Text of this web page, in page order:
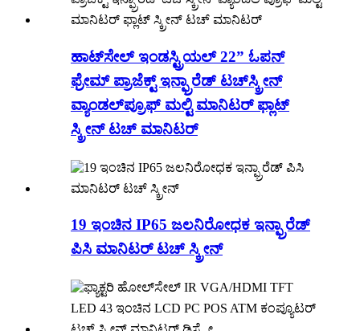
ಹಾಟ್‌ಸೇಲ್ ಇಂಡಸ್ಟ್ರಿಯಲ್ 22” ಓಪನ್
ಫ್ರೇಮ್ ಪ್ರಾಜೆಕ್ಟ್ ಇನ್ಫ್ರಾರೆಡ್ ಟಚ್‌ಸ್ಕ್ರೀನ್
ವ್ಯಾಂಡಲ್‌ಪ್ರೂಫ್ ಮಲ್ಟಿ ಮಾನಿಟರ್ ಫ್ಲಾಟ್
ಸ್ಕ್ರೀನ್ ಟಚ್ ಮಾನಿಟರ್
19 ಇಂಚಿನ IP65 ಜಲನಿರೋಧಕ ಇನ್ಫ್ರಾರೆಡ್
ಪಿಸಿ ಮಾನಿಟರ್ ಟಚ್ ಸ್ಕ್ರೀನ್